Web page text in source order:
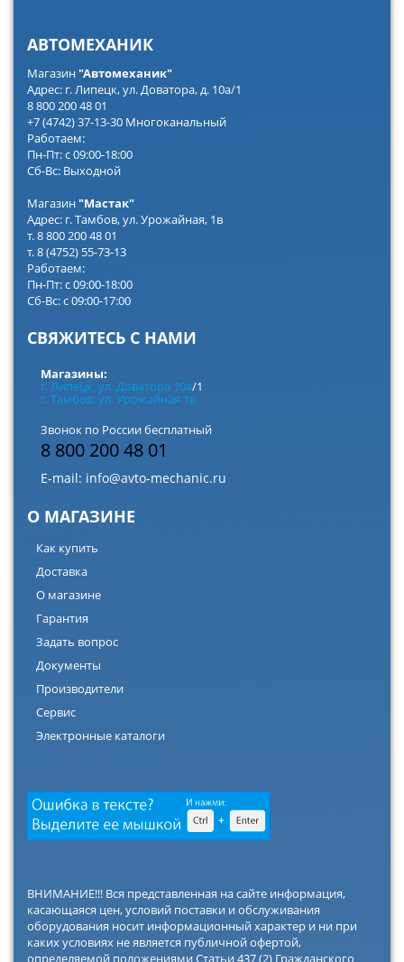
АВТОМЕХАНИК
Магазин"Автомеханик"
Адрес: г. Липецк, ул. Доватора, д. 10а/1
8 800 200 48 01
+7 (4742) 37-13-30 Многоканальный
Работаем:
Пн-Пт: с 09:00-18:00
Сб-Вс: Выходной
Магазин"Мастак"
Адрес: г. Тамбов, ул. Урожайная, 1в
т. 8 800 200 48 01
т. 8 (4752) 55-73-13
Работаем:
Пн-Пт: с 09:00-18:00
Сб-Вс: с 09:00-17:00
СВЯЖИТЕСЬ С НАМИ
Магазины:
г. Липецк, ул. Доватора 10а/1
г. Тамбов, ул. Урожайная 1в
Звонок по России бесплатный
8 800 200 48 01
E-mail: info@avto-mechanic.ru
О МАГАЗИНЕ
Как купить
Доставка
О магазине
Гарантия
Задать вопрос
Документы
Производители
Сервис
Электронные каталоги
ВНИМАНИЕ!!! Вся представленная на сайте информация,
касающаяся цен, условий поставки и обслуживания
оборудования носит информационный характер и ни при
каких условиях не является публичной офертой,
определяемой положениями Статьи 437 (2) Гражданского